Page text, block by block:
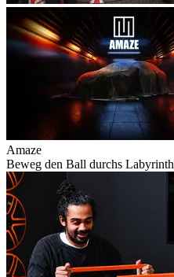
Amaze
Beweg den Ball durchs Labyrinth